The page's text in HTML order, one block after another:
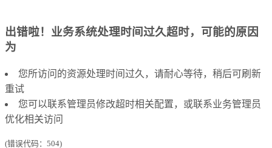
出错啦！业务系统处理时间过久超时，可能的原因
为
您所访问的资源处理时间过久，请耐心等待，稍后可刷新
重试
您可以联系管理员修改超时相关配置，或联系业务管理员
优化相关访问
(错误代码：504)